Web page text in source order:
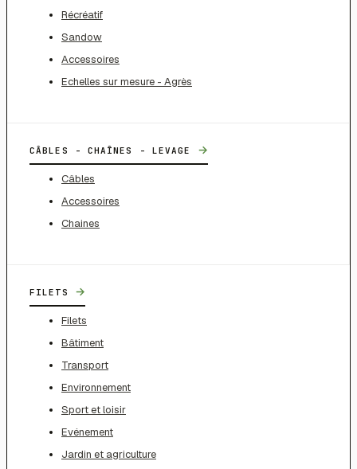
Récréatif
Sandow
Accessoires
Echelles sur mesure - Agrès
CÂBLES - CHAÎNES - LEVAGE →
Câbles
Accessoires
Chaines
FILETS →
Filets
Bâtiment
Transport
Environnement
Sport et loisir
Evénement
Jardin et agriculture